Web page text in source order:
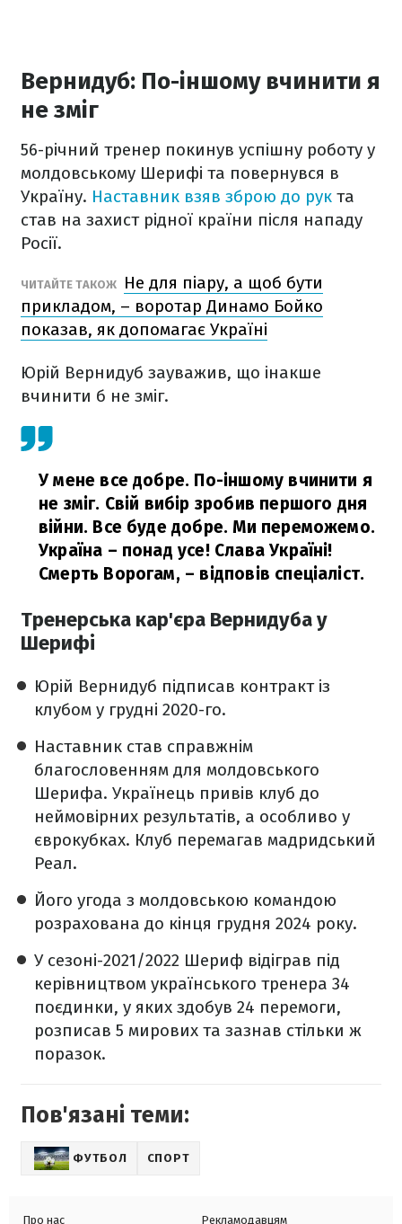
Вернидуб: По-іншому вчинити я
не зміг
56-річний тренер покинув успішну роботу у
молдовському Шерифі та повернувся в
Україну. Наставник взяв зброю до рук та
став на захист рідної країни після нападу
Росії.
ЧИТАЙТЕ ТАКОЖ
Не для піару, а щоб бути
прикладом, – воротар Динамо Бойко
показав, як допомагає Україні
Юрій Вернидуб зауважив, що інакше
вчинити б не зміг.
У мене все добре. По-іншому вчинити я
не зміг. Свій вибір зробив першого дня
війни. Все буде добре. Ми переможемо.
Україна – понад усе! Слава Україні!
Смерть Ворогам, – відповів спеціаліст.
Тренерська кар'єра Вернидуба у
Шерифі
Юрій Вернидуб підписав контракт із
клубом у грудні 2020-го.
Наставник став справжнім
благословенням для молдовського
Шерифа. Українець привів клуб до
неймовірних результатів, а особливо у
єврокубках. Клуб перемагав мадридський
Реал.
Його угода з молдовською командою
розрахована до кінця грудня 2024 року.
У сезоні-2021/2022 Шериф відіграв під
керівництвом українського тренера 34
поєдинки, у яких здобув 24 перемоги,
розписав 5 мирових та зазнав стільки ж
поразок.
Пов'язані теми:
ФУТБОЛ СПОРТ
Про нас Рекламодавцям